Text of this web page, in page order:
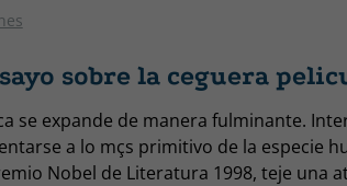
sobre la ceguera
se expande de manera fulminante.
a lo mçs primitivo de la especie
Nobel de Literatura 1998, teje